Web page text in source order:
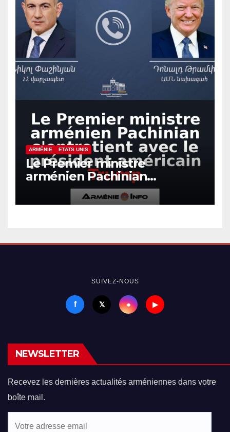
ARMÉNIE ETATS UNIS
Le Premier ministre
arménien Pachinian
s’entretient avec le président
américain Trump
SUIVEZ-NOUS
f 𝕏 ● ▶
NEWSLETTER
Recevez les dernières actualités arméniennes dans votre
boîte mail.